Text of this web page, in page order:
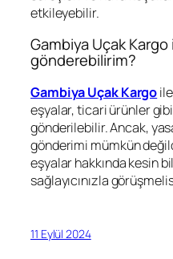
etkileyebilir.
Gambiya Uçak Kargo
gönderebilirim?
Gambiya Uçak Kargo
eşyalar, ticari ürünler
gönderilebilir. Ancak,
gönderimi mümkün
eşyalar hakkında kesin
sağlayıcınızla
11 Eylül 2024